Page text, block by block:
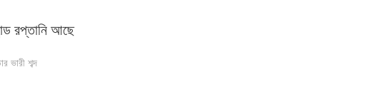
রপ্তানি আছে
ভারী শব্দ